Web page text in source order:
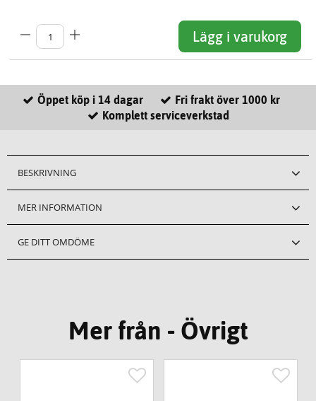
Lägg i varukorg
Öppet köp i 14 dagar
Fri frakt över 1000 kr
Komplett serviceverkstad
BESKRIVNING
MER INFORMATION
GE DITT OMDÖME
Mer från - Övrigt